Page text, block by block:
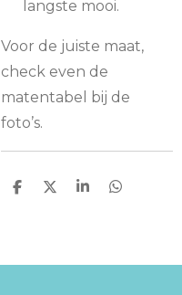
langste mooi.
Voor de juiste maat,
check even de
matentabel bij de
foto’s.
D
D
S
D